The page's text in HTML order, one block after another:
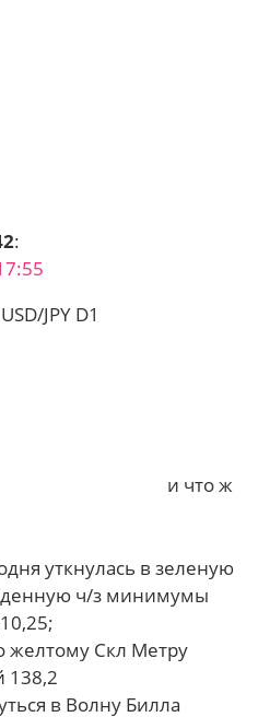
:
JPY D1
и что ж
уткнулась в зеленую
ч/з минимумы
желтому Скл Метру
138,2
в Волну Билла